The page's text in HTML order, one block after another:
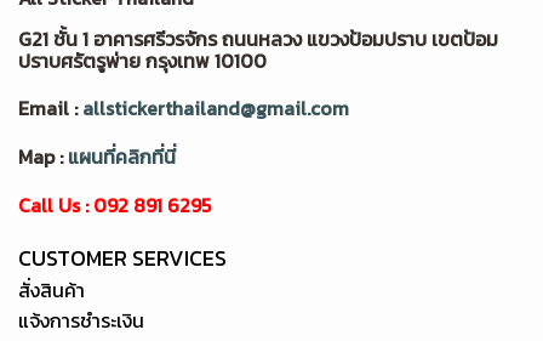
G21 ชั้น 1 อาคารศรีวรจักร ถนนหลวง แขวงป้อมปราบ เขตป้อม
ปราบศรัตรูพ่าย กรุงเทพ 10100
Email :allstickerthailand@gmail.com
Map :แผนที่คลิกที่นี่
Call Us : 092 891 6295
CUSTOMER SERVICES
สั่งสินค้า
แจ้งการชำระเงิน